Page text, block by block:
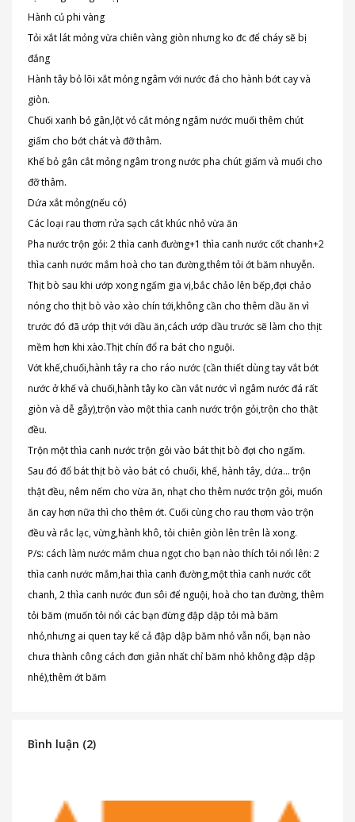
Hành củ phi vàng
Tỏi xắt lát mỏng vừa chiên vàng giòn nhưng ko đc để cháy sẽ bị
đắng
Hành tây bỏ lõi xắt mỏng ngâm với nước đá cho hành bớt cay và
giòn.
Chuối xanh bỏ gân,lột vỏ cắt mỏng ngâm nước muối thêm chút
giấm cho bớt chát và đỡ thâm.
Khế bỏ gân cắt mỏng ngâm trong nước pha chút giấm và muối cho
đỡ thâm.
Dứa xắt mỏng(nếu có)
Các loại rau thơm rửa sạch cắt khúc nhỏ vừa ăn
Pha nước trộn gỏi: 2 thìa canh đường+1 thìa canh nước cốt chanh+2
thìa canh nước mắm hoà cho tan đường,thêm tỏi ớt băm nhuyễn.
Thịt bò sau khi ướp xong ngấm gia vị,bắc chảo lên bếp,đợi chảo
nóng cho thịt bò vào xào chín tới,không cần cho thêm dầu ăn vì
trước đó đã ướp thịt với dầu ăn,cách ướp dầu trước sẽ làm cho thịt
mềm hơn khi xào.Thịt chín đổ ra bát cho nguội.
Vớt khế,chuối,hành tây ra cho ráo nước (cần thiết dùng tay vắt bớt
nước ở khế và chuối,hành tây ko cần vắt nước vì ngâm nước đá rất
giòn và dễ gẫy),trộn vào một thìa canh nước trộn gỏi,trộn cho thật
đều.
Trộn một thìa canh nước trộn gỏi vào bát thịt bò đợi cho ngấm.
Sau đó đổ bát thịt bò vào bát có chuối, khế, hành tây, dứa... trộn
thật đều, nêm nếm cho vừa ăn, nhạt cho thêm nước trộn gỏi, muốn
ăn cay hơn nữa thì cho thêm ớt. Cuối cùng cho rau thơm vào trộn
đều và rắc lạc, vừng,hành khô, tỏi chiên giòn lên trên là xong.
P/s: cách làm nước mắm chua ngọt cho bạn nào thích tỏi nổi lên: 2
thìa canh nước mắm,hai thìa canh đường,một thìa canh nước cốt
chanh, 2 thìa canh nước đun sôi để nguội, hoà cho tan đường, thêm
tỏi băm (muốn tỏi nổi các bạn đừng đập dập tỏi mà băm
nhỏ,nhưng ai quen tay kể cả đập dập băm nhỏ vẫn nổi, bạn nào
chưa thành công cách đơn giản nhất chỉ băm nhỏ không đập dập
nhé),thêm ớt băm
Bình luận (2)